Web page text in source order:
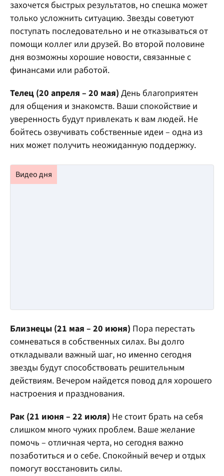
захочется быстрых результатов, но спешка может
только усложнить ситуацию. Звезды советуют
поступать последовательно и не отказываться от
помощи коллег или друзей. Во второй половине
дня возможны хорошие новости, связанные с
финансами или работой.
Телец (20 апреля – 20 мая) День благоприятен
для общения и знакомств. Ваши спокойствие и
уверенность будут привлекать к вам людей. Не
бойтесь озвучивать собственные идеи – одна из
них может получить неожиданную поддержку.
Близнецы (21 мая – 20 июня) Пора перестать
сомневаться в собственных силах. Вы долго
откладывали важный шаг, но именно сегодня
звезды будут способствовать решительным
действиям. Вечером найдется повод для хорошего
настроения и празднования.
Рак (21 июня – 22 июля) Не стоит брать на себя
слишком много чужих проблем. Ваше желание
помочь – отличная черта, но сегодня важно
позаботиться и о себе. Спокойный вечер и отдых
помогут восстановить силы.